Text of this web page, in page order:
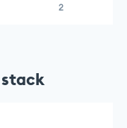
2